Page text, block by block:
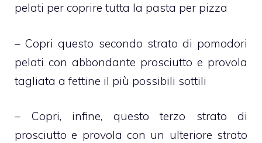
pelati per coprire tutta la pasta per pizza
– Copri questo secondo strato di pomodori
pelati con abbondante prosciutto e provola
tagliata a fettine il più possibili sottili
– Copri, infine, questo terzo strato di
prosciutto e provola con un ulteriore strato